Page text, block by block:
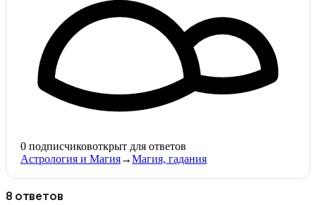
0 подписчиковоткрыт для ответов
Астрология и Магия→Магия, гадания
8 ответов